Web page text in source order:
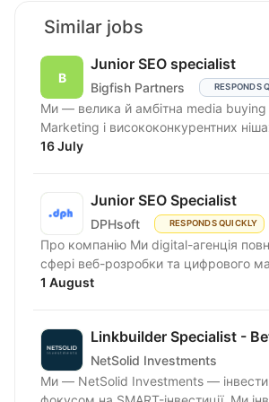
Similar jobs
Junior SEO specialist
Bigfish Partners RESPONDS
Ми — велика й амбітна media
Marketing і висококонкурентних
16 July
Junior SEO Specialist
DPHsoft RESPONDS QUICKLY
Про компанію Ми digital-агенція
сфері веб-розробки та цифрового
1 August
Linkbuilder Specialist -
NetSolid Investments
Ми — NetSolid Investments —